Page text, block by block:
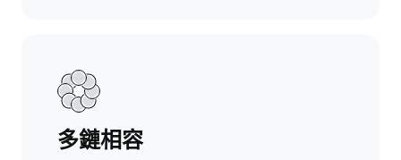
多鏈相容